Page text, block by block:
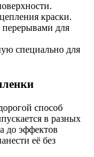
краски.
для
специально для
способ
в разных
до эффектов
её без